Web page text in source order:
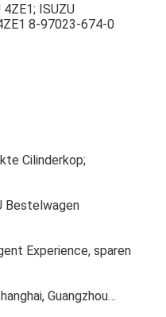
ISUZU
8-97023-674-0
Cilinderkop;
Bestelwagen
Experience, sparen
Guangzhou…